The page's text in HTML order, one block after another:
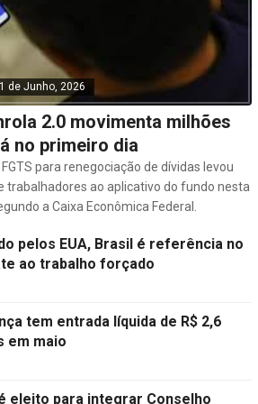
de Junho, 2026
2.0 movimenta milhões
no primeiro dia
para renegociação de dívidas levou
trabalhadores ao aplicativo do fundo nesta
a Caixa Econômica Federal.
pelos EUA, Brasil é referência no
ao trabalho forçado
tem entrada líquida de R$ 2,6
em maio
eleito para integrar Conselho